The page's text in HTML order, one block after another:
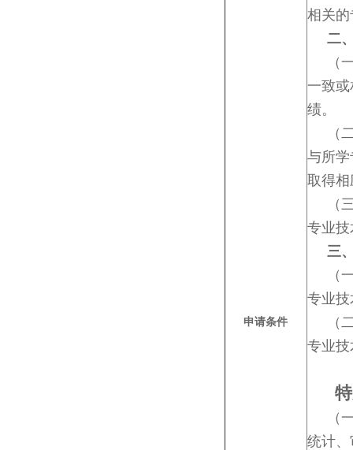
申请条件
相关
二
（一
一致
绩。
（二
与所
取得
（三
专业
三
（一
专业
（二
专业
（一
统计